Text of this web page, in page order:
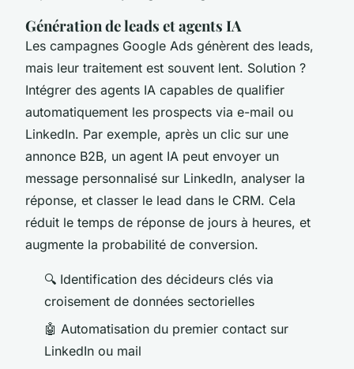
Génération de leads et agents IA
Les campagnes Google Ads génèrent des leads,
mais leur traitement est souvent lent. Solution ?
Intégrer des agents IA capables de qualifier
automatiquement les prospects via e-mail ou
LinkedIn. Par exemple, après un clic sur une
annonce B2B, un agent IA peut envoyer un
message personnalisé sur LinkedIn, analyser la
réponse, et classer le lead dans le CRM. Cela
réduit le temps de réponse de jours à heures, et
augmente la probabilité de conversion.
🔍 Identification des décideurs clés via
croisement de données sectorielles
🤖 Automatisation du premier contact sur
LinkedIn ou mail